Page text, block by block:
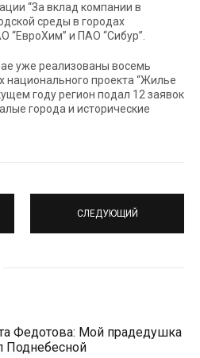
“За вклад компании в
среды в городах
“ЕвроХим” и ПАО “Сибур”.
уже реализованы восемь
национального проекта “Жилье
году регион подал 12 заявок
города и исторические
СЛЕДУЮЩИЙ
Федотова: Мой прадедушка
Поднебесной